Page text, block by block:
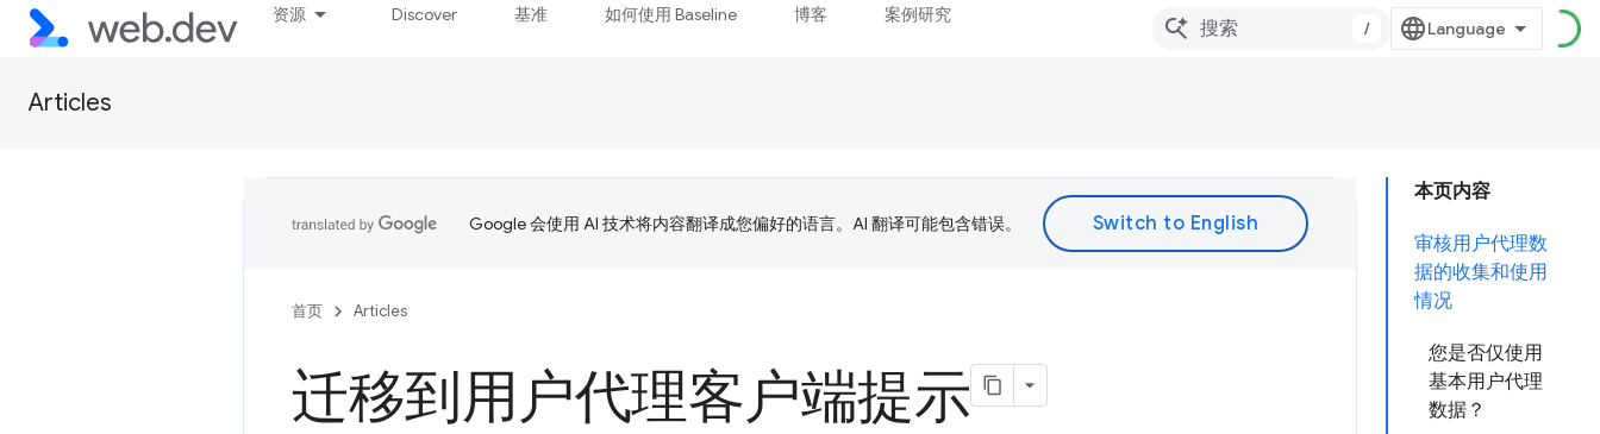
资源 Discover 基准 如何使用 Baseline 博客 案例研究
/
Articles
本页内容
审核用户代理数
据的收集和使用
情况
您是否仅使用
基本用户代理
数据？
Google 会使用 AI 技术将内容翻译成您偏好的语言。AI 翻译可能包含错误。
首页 Articles
迁移到用户代理客户端提示